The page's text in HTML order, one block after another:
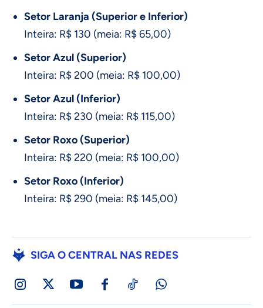
Setor Laranja (Superior e Inferior)
Inteira: R$ 130 (meia: R$ 65,00)
Setor Azul (Superior)
Inteira: R$ 200 (meia: R$ 100,00)
Setor Azul (Inferior)
Inteira: R$ 230 (meia: R$ 115,00)
Setor Roxo (Superior)
Inteira: R$ 220 (meia: R$ 100,00)
Setor Roxo (Inferior)
Inteira: R$ 290 (meia: R$ 145,00)
SIGA O CENTRAL NAS REDES